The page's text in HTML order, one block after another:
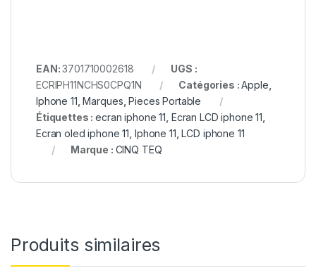
EAN:3701710002618
UGS :
ECRIPH11NCHS0CPQ1N
Catégories :Apple
Iphone 11 ,Marques ,Pieces Portable
Étiquettes :ecran iphone 11 Ecran LCD iphone 11
Ecran oled iphone 11 Iphone 11 ,LCD iphone 11
Marque : CINQ TEQ
Produits similaires